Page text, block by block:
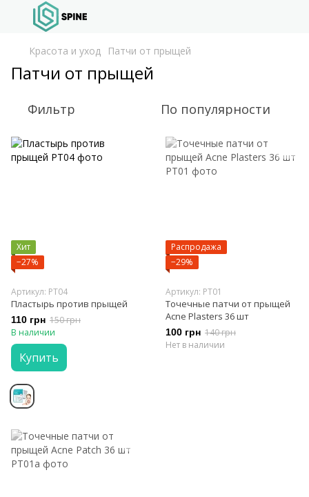
Красота и уход Патчи от прыщей
Патчи от прыщей
Фильтр По популярности
Хит
−27%
Артикул: PT04
Пластырь против прыщей
110 грн 150 грн
В наличии
Купить
Распродажа
−29%
Артикул: PT01
Точечные патчи от прыщей
Acne Plasters 36 шт
100 грн 140 грн
Нет в наличии